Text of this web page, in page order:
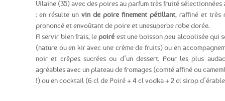
Vilaine (35) avec des poires au parfum très fruité sélectionnées
: en résulte un vin de poire finement pétillant , raffiné et
prononcé et envoûtant de poire et unesuperbe robe dorée.
A servir bien frais, lepoiré est une boisson peu alcoolisée qui
(nature ou en kir avec une crème de fruits) ou en
noir et crêpes sucrées ou d’un dessert. Pour les plus
agréables avec un plateau de fromages (comté affiné ou
!) ou en cocktail (6 cl de Poiré + 4 cl vodka + 2 cl sirop